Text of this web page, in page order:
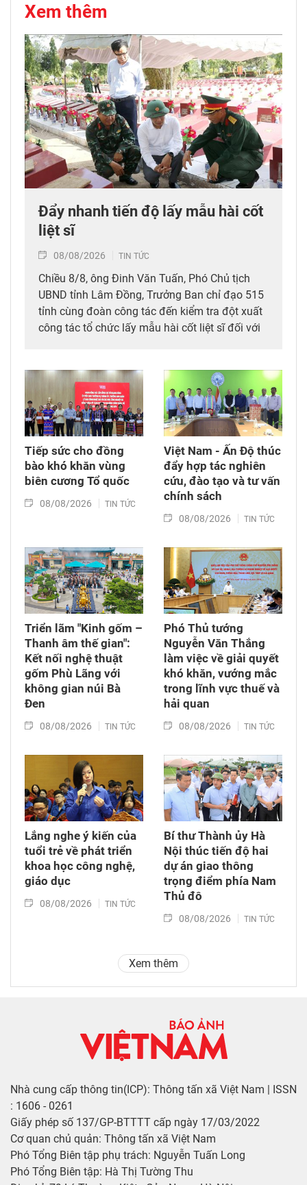
Xem thêm
Đẩy nhanh tiến độ lấy mẫu hài cốt
liệt sĩ
08/08/2026 TIN TỨC
Chiều 8/8, ông Đinh Văn Tuấn, Phó Chủ tịch
UBND tỉnh Lâm Đồng, Trưởng Ban chỉ đạo 515
tỉnh cùng đoàn công tác đến kiểm tra đột xuất
công tác tổ chức lấy mẫu hài cốt liệt sĩ đối với
thời tặng quà cho cán bộ, chiến sĩ tham gia
công tác lấy mẫu tại đây.
Tiếp sức cho đồng
bào khó khăn vùng
biên cương Tổ quốc
08/08/2026 TIN TỨC
Việt Nam - Ấn Độ thúc
đẩy hợp tác nghiên
cứu, đào tạo và tư vấn
chính sách
08/08/2026 TIN TỨC
Triển lãm "Kinh gốm –
Thanh âm thế gian":
Kết nối nghệ thuật
gốm Phù Lãng với
không gian núi Bà
Đen
08/08/2026 TIN TỨC
Phó Thủ tướng
Nguyễn Văn Thắng
làm việc về giải quyết
khó khăn, vướng mắc
trong lĩnh vực thuế và
hải quan
08/08/2026 TIN TỨC
Lắng nghe ý kiến của
tuổi trẻ về phát triển
khoa học công nghệ,
giáo dục
08/08/2026 TIN TỨC
Bí thư Thành ủy Hà
Nội thúc tiến độ hai
dự án giao thông
trọng điểm phía Nam
Thủ đô
08/08/2026 TIN TỨC
Xem thêm
Nhà cung cấp thông tin(ICP): Thông tấn xã Việt Nam | ISSN
: 1606 - 0261
Giấy phép số 137/GP-BTTTT cấp ngày 17/03/2022
Cơ quan chủ quản: Thông tấn xã Việt Nam
Phó Tổng Biên tập phụ trách: Nguyễn Tuấn Long
Phó Tổng Biên tập: Hà Thị Tường Thu